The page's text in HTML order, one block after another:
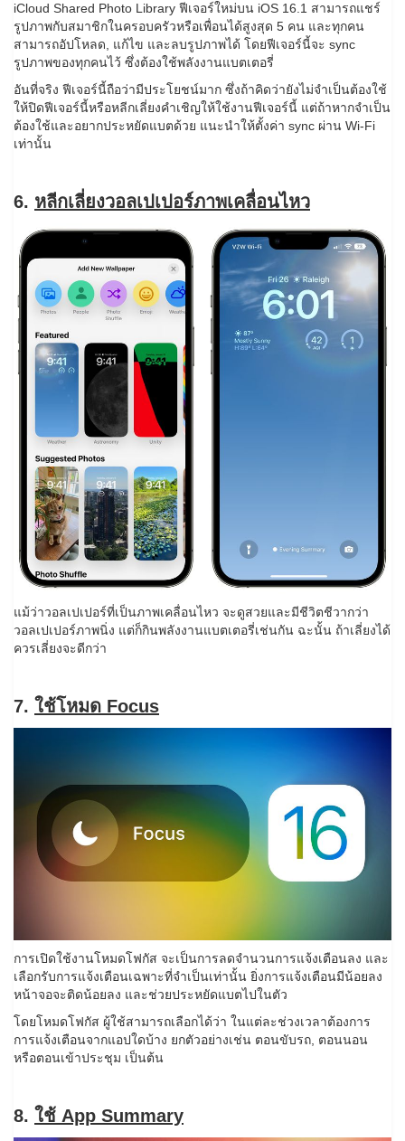
iCloud Shared Photo Library ฟีเจอร์ใหม่บน iOS 16.1 สามารถแชร์
รูปภาพกับสมาชิกในครอบครัวหรือเพื่อนได้สูงสุด 5 คน และทุกคน
สามารถอัปโหลด, แก้ไข และลบรูปภาพได้ โดยฟีเจอร์นี้จะ sync
รูปภาพของทุกคนไว้ ซึ่งต้องใช้พลังงานแบตเตอรี่
อันที่จริง ฟีเจอร์นี้ถือว่ามีประโยชน์มาก ซึ่งถ้าคิดว่ายังไม่จำเป็นต้องใช้
ให้ปิดฟีเจอร์นี้หรือหลีกเลี่ยงคำเชิญให้ใช้งานฟีเจอร์นี้ แต่ถ้าหากจำเป็น
ต้องใช้และอยากประหยัดแบตด้วย แนะนำให้ตั้งค่า sync ผ่าน Wi-Fi
เท่านั้น
6. หลีกเลี่ยงวอลเปเปอร์ภาพเคลื่อนไหว
แม้ว่าวอลเปเปอร์ที่เป็นภาพเคลื่อนไหว จะดูสวยและมีชีวิตชีวากว่า
วอลเปเปอร์ภาพนิ่ง แต่ก็กินพลังงานแบตเตอรี่เช่นกัน ฉะนั้น ถ้าเลี่ยงได้
ควรเลี่ยงจะดีกว่า
7. ใช้โหมด Focus
การเปิดใช้งานโหมดโฟกัส จะเป็นการลดจำนวนการแจ้งเตือนลง และ
เลือกรับการแจ้งเตือนเฉพาะที่จำเป็นเท่านั้น ยิ่งการแจ้งเตือนมีน้อยลง
หน้าจอจะติดน้อยลง และช่วยประหยัดแบตไปในตัว
โดยโหมดโฟกัส ผู้ใช้สามารถเลือกได้ว่า ในแต่ละช่วงเวลาต้องการ
การแจ้งเตือนจากแอปใดบ้าง ยกตัวอย่างเช่น ตอนขับรถ, ตอนนอน
หรือตอนเข้าประชุม เป็นต้น
8. ใช้ App Summary